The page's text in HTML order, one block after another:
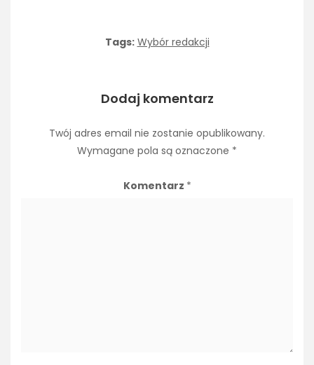
Tags: Wybór redakcji
Dodaj komentarz
Twój adres email nie zostanie opublikowany.
Wymagane pola są oznaczone *
Komentarz *